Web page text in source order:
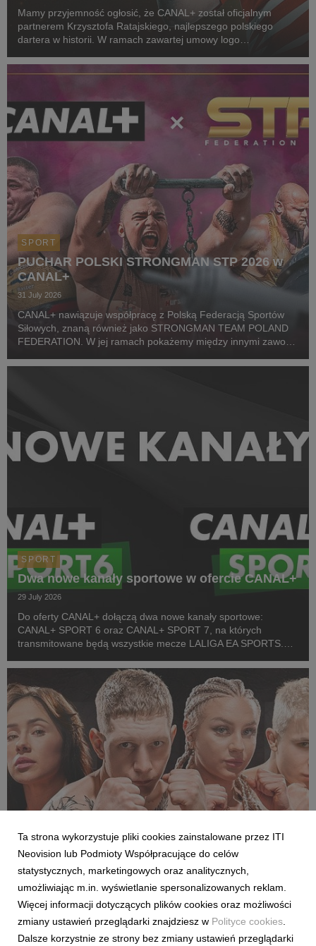
Mamy przyjemność ogłosić, że CANAL+ został oficjalnym
partnerem Krzysztofa Ratajskiego, najlepszego polskiego
dartera w historii. W ramach zawartej umowy logo
startowych naszego zawodnika podczas
SPORT
PUCHAR POLSKI STRONGMAN STP 2026 w
CANAL+
31 July 2026
CANAL+ nawiązuje współpracę z Polską Federacją Sportów
Siłowych, znaną również jako STRONGMAN TEAM POLAND
FEDERATION. W jej ramach pokażemy między innymi zawody
Pierwszym wydarzeniem prezentowanym w CANAL+ SPORT 5
SPORT
Dwa nowe kanały sportowe w ofercie CANAL+
29 July 2026
Do oferty CANAL+ dołączą dwa nowe kanały sportowe:
CANAL+ SPORT 6 oraz CANAL+ SPORT 7, na których
transmitowane będą wszystkie mecze LALIGA EA SPORTS.
pierwszej kolejki sezonu 2026/27 ligi hiszpańskiej, po formaln...
Pełne walki półfinałowe „Projekt Fighter” już
w serwisie streamingowym CANAL+
W serwisie streamingowym CANAL+ opublikowano dodatkowy,
Ta strona wykorzystuje pliki cookies zainstalowane przez ITI
Neovision lub Podmioty Współpracujące do celów
statystycznych, marketingowych oraz analitycznych,
umożliwiając m.in. wyświetlanie spersonalizowanych reklam.
Więcej informacji dotyczących plików cookies oraz możliwości
zmiany ustawień przeglądarki znajdziesz w Polityce cookies
Dalsze korzystnie ze strony bez zmiany ustawień przeglądarki